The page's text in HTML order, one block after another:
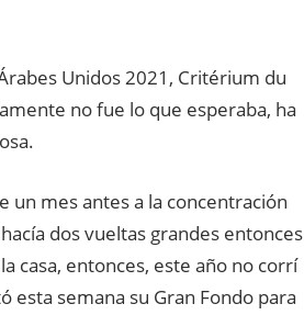
Unidos 2021, Critérium du
no fue lo que esperaba, ha
un mes antes a la concentración
dos vueltas grandes entonces
casa, entonces, este año no corrí
esta semana su Gran Fondo para